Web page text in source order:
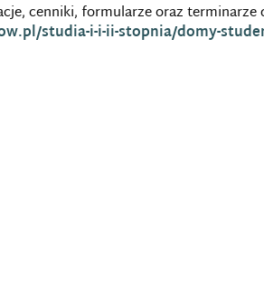
cenniki, formularze oraz terminarze
studia-i-i-ii-stopnia/domy-